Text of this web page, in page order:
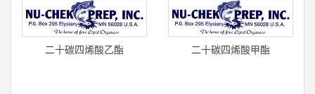
E ca
cas#11
二十碳四烯酸乙酯
二十碳四烯酸甲酯